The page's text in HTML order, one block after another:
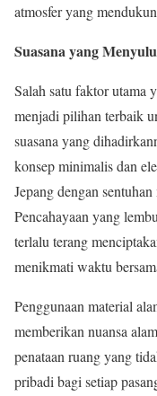
atmosfer yang
Suasana yang
Salah satu faktor utama
menjadi pilihan terbaik
suasana yang
konsep minimalis dan
Jepang dengan
Pencahayaan yang
terlalu terang
menikmati waktu
Penggunaan material
memberikan nuansa
penataan ruang yang
pribadi bagi setiap